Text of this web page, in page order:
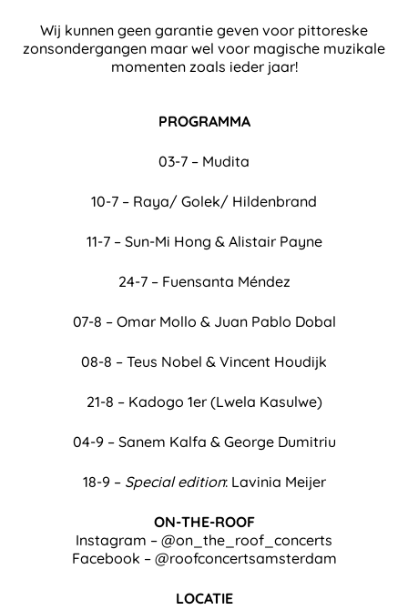
Wij kunnen geen garantie geven voor pittoreske
zonsondergangen maar wel voor magische muzikale
momenten zoals ieder jaar!
PROGRAMMA
03-7 – Mudita
10-7 – Raya/ Golek/ Hildenbrand
11-7 – Sun-Mi Hong & Alistair Payne
24-7 – Fuensanta Méndez
07-8 – Omar Mollo & Juan Pablo Dobal
08-8 – Teus Nobel & Vincent Houdijk
21-8 – Kadogo 1er (Lwela Kasulwe)
04-9 – Sanem Kalfa & George Dumitriu
18-9 – Special edition: Lavinia Meijer
ON-THE-ROOF
Instagram – @on_the_roof_concerts
Facebook – @roofconcertsamsterdam
LOCATIE